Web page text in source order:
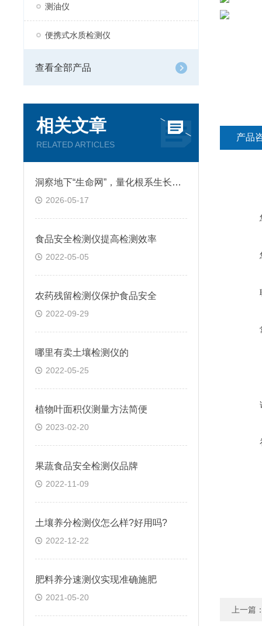
测油仪
便携式水质检测仪
查看全部产品
相关文章
RELATED ARTICLES
洞察地下“生命网”，量化根系生长密码——植物根系分析仪
2026-05-17
食品安全检测仪提高检测效率
2022-05-05
农药残留检测仪保护食品安全
2022-09-29
哪里有卖土壤检测仪的
2022-05-25
植物叶面积仪测量方法简便
2023-02-20
果蔬食品安全检测仪品牌
2022-11-09
土壤养分检测仪怎么样?好用吗?
2022-12-22
肥料养分速测仪实现准确施肥
2021-05-20
产品
上一篇